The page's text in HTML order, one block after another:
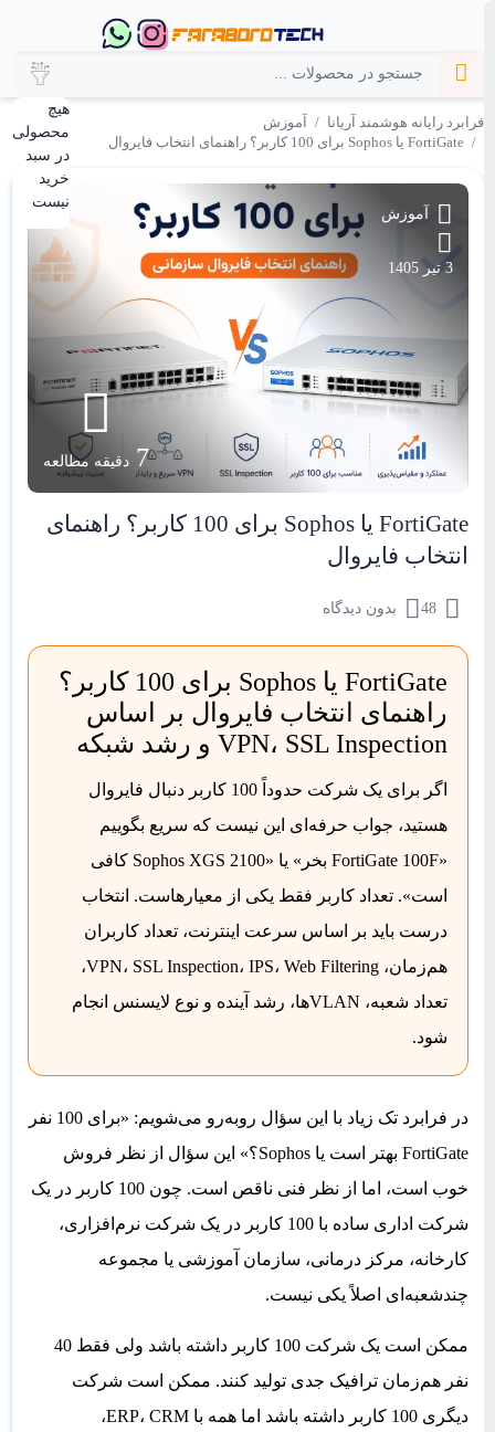
هیچ
محصولی
در سبد
خرید
نیست
فرابرد رایانه هوشمند آریانا
آموزش
FortiGate یا Sophos برای 100 کاربر؟ راهنمای انتخاب فایروال
FortiGate یا Sophos برای 100 کاربر؟ راهنمای
انتخاب فایروال
48 بدون دیدگاه
7 دقیقه مطالعه
آموزش
3 تیر 1405
FortiGate یا Sophos برای 100 کاربر؟
راهنمای انتخاب فایروال بر اساس
VPN، SSL Inspection و رشد شبکه
اگر برای یک شرکت حدوداً100 کاربر
دنبال فایروال
هستید، جواب حرفه‌ای این نیست که سریع بگوییم
«FortiGate 100F بخر» یا «Sophos XGS 2100 کافی
است». تعداد کاربر فقط یکی از معیارهاست. انتخاب
درست باید بر اساس سرعت اینترنت، تعداد کاربران
هم‌زمان، VPN، SSL Inspection، IPS، Web Filtering،
تعداد شعبه، VLANها، رشد آینده و نوع لایسنس انجام
شود.
در فرابرد تک زیاد با این سؤال روبه‌رو می‌شویم: «برای 100 نفر
FortiGate بهتر است یا Sophos؟» این سؤال از نظر فروش
خوب است، اما از نظر فنی ناقص است. چون 100 کاربر در یک
شرکت اداری ساده با 100 کاربر در یک شرکت نرم‌افزاری،
کارخانه، مرکز درمانی، سازمان آموزشی یا مجموعه
چندشعبه‌ای اصلاً یکی نیست.
ممکن است یک شرکت 100 کاربر داشته باشد ولی فقط 40
نفر هم‌زمان ترافیک جدی تولید کنند. ممکن است شرکت
دیگری 100 کاربر داشته باشد اما همه با ERP، CRM،